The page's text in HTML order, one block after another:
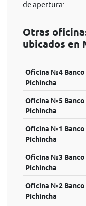
de apertura:
Otras
ubicados en
Oficina №4 Banco
Pichincha
Oficina №5 Banco
Pichincha
Oficina №1 Banco
Pichincha
Oficina №3 Banco
Pichincha
Oficina №2 Banco
Pichincha